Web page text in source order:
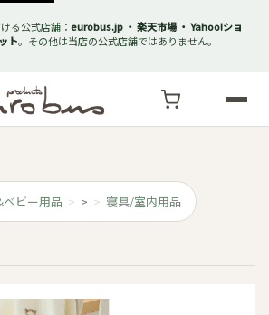
る公式店舗： eurobus.jp ・ 楽天市場 ・ Yahoo!ショ
ト。その他は当店の公式店舗ではありません。
ベビー用品 > 寝具/室内用品